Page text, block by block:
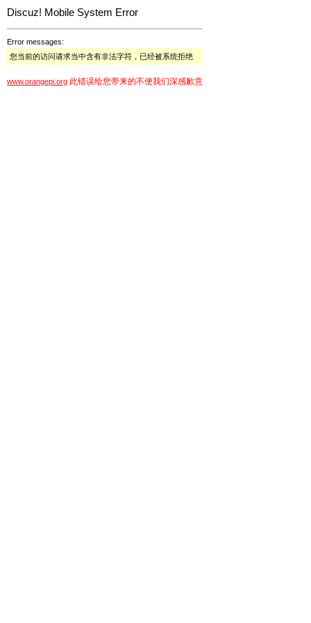
Discuz! Mobile System Error
Error messages:
您当前的访问请求当中含有非法字符，已经被系统拒绝
www.orangepi.org 此错误给您带来的不便我们深感歉意